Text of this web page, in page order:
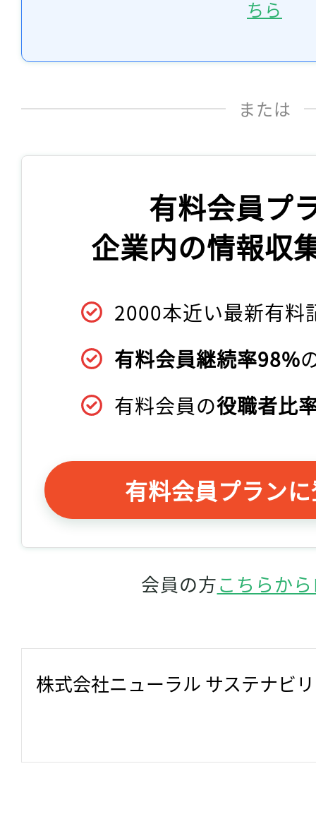
ちら
または
有料会員プ
企業内の情報収
2000本近い最新有料
有料会員継続率98%
有料会員の役職者比
有料会員プラン
会員の方こちらか
株式会社ニューラル サステナビ